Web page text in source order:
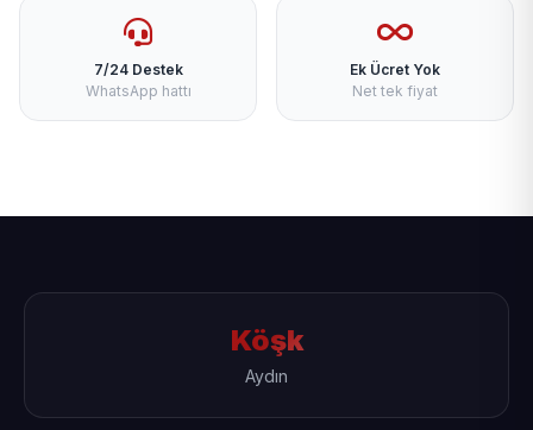
7/24 Destek
WhatsApp hattı
Ek Ücret Yok
Net tek fiyat
Köşk
Aydın